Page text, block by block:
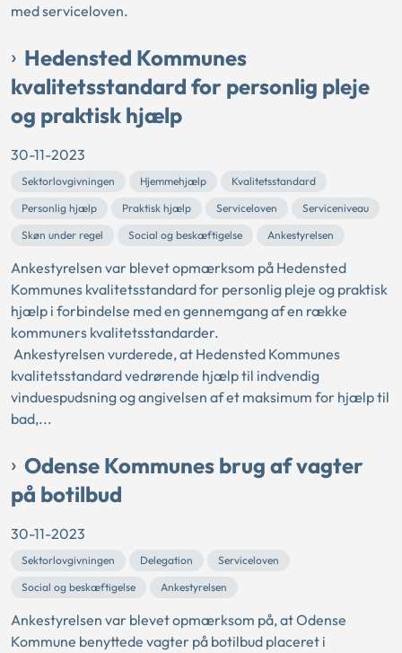
med serviceloven.
Hedensted Kommunes
kvalitetsstandard for personlig pleje
og praktisk hjælp
30-11-2023
Sektorlovgivningen Hjemmehjælp
Kvalitetsstandard
Personlig hjælp
Praktisk hjælp Serviceloven
Serviceniveau
Skøn under regel
Social og beskæftigelse Ankestyrelsen
Ankestyrelsen var blevet opmærksom på Hedensted
Kommunes kvalitetsstandard for personlig pleje og praktisk
hjælp i forbindelse med en gennemgang af en række
kommuners kvalitetsstandarder.
Ankestyrelsen vurderede, at Hedensted Kommunes
kvalitetsstandard vedrørende hjælp til indvendig
vinduespudsning og angivelsen af et maksimum for hjælp til
bad,...
Odense Kommunes brug af vagter
på botilbud
30-11-2023
Sektorlovgivningen Delegation
Serviceloven
Social og beskæftigelse
Ankestyrelsen
Ankestyrelsen var blevet opmærksom på, at Odense
Kommune benyttede vagter på botilbud placeret i